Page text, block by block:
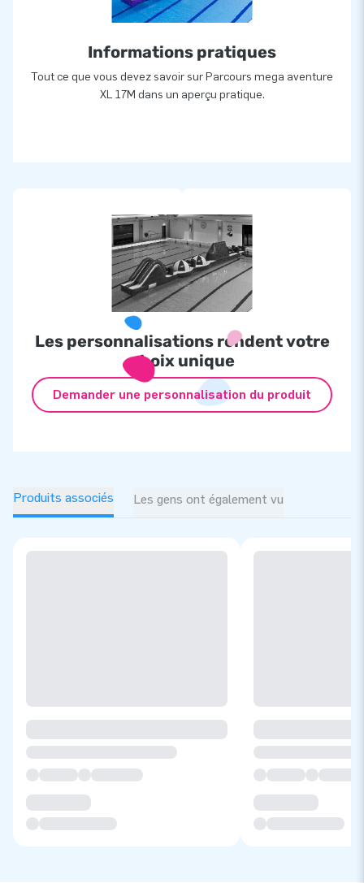
Informations pratiques
Tout ce que vous devez savoir sur Parcours mega aventure
XL 17M dans un aperçu pratique.
Les personnalisations rendent votre
choix unique
Demander une personnalisation du produit
Produits associés Les gens ont également vu